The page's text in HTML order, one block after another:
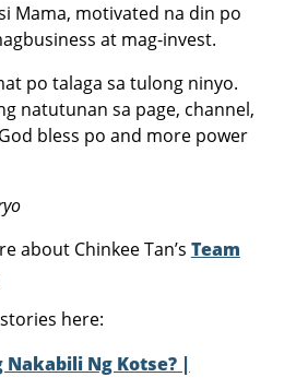
Mama, motivated na din po
at mag-invest.
po talaga sa tulong ninyo.
natutunan sa page, channel,
bless po and more power
about Chinkee Tan’s Team
here:
Nakabili Ng Kotse? |